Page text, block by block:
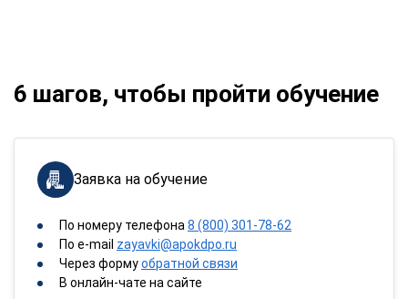
6 шагов, чтобы пройти обучение
Заявка на обучение
По номеру телефона 8 (800) 301-78-62
По e-mail zayavki@apokdpo.ru
Через формуобратной связи
В онлайн-чате на сайте